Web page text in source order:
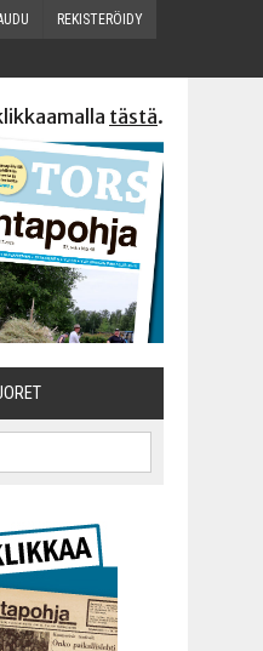
REKIS­TE­RÖI­DY
tästä.